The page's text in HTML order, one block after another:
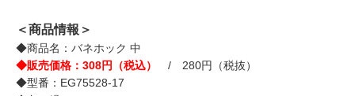
＜商品情報＞
◆商品名：バネホック 中
◆販売価格：308円（税込）
/ 280円（税抜）
◆型番：EG75528-17